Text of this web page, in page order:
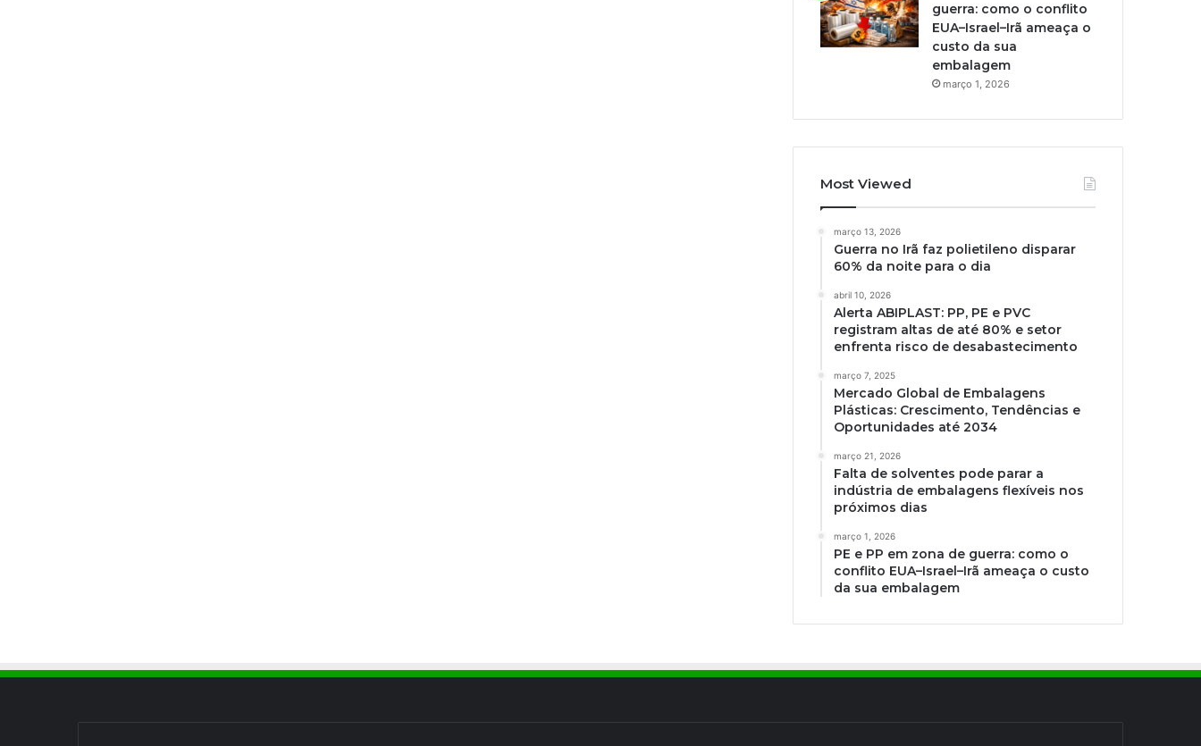
guerra: como o conflito
EUA–Israel–Irã ameaça o
custo da sua
embalagem
março 1, 2026
Most Viewed
março 13, 2026
Guerra no Irã faz polietileno disparar
60% da noite para o dia
abril 10, 2026
Alerta ABIPLAST: PP, PE e PVC
registram altas de até 80% e setor
enfrenta risco de desabastecimento
março 7, 2025
Mercado Global de Embalagens
Plásticas: Crescimento, Tendências e
Oportunidades até 2034
março 21, 2026
Falta de solventes pode parar a
indústria de embalagens flexíveis nos
próximos dias
março 1, 2026
PE e PP em zona de guerra: como o
conflito EUA–Israel–Irã ameaça o custo
da sua embalagem